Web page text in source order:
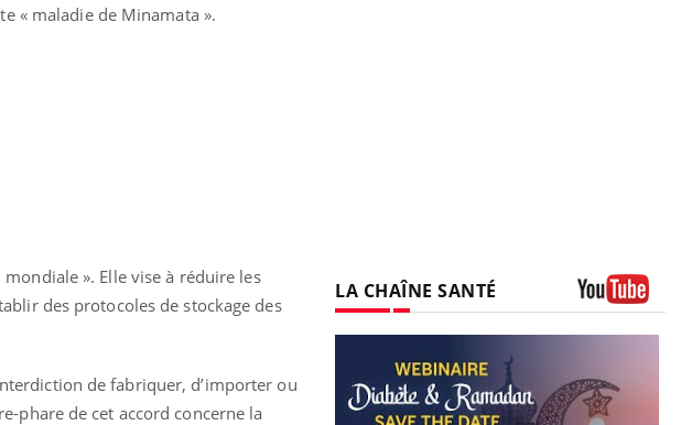
« maladie de Minamata ».
». Elle vise à réduire les
des protocoles de stockage des
de fabriquer, d’importer ou
phare de cet accord concerne la
LA CHAÎNE SANTÉ